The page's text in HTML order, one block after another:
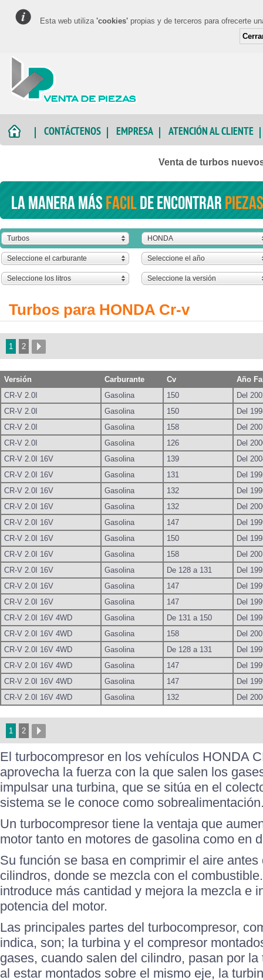
Esta web utiliza 'cookies' propias y de terceros para ofrecerte
CONTÁCTENOS EMPRESA ATENCIÓN AL CLIENTE
Venta de turbos
La manera másfacilde encontrar
Turbos HONDA
Seleccione el carburante Seleccione el año
Seleccione los litros Seleccione la versión
Turbos para HONDA Cr-v
1 2
Versión Carburante Cv
Año
CR-V 2.0I
Gasolina 150
Del
CR-V 2.0I
Gasolina 150
Del
CR-V 2.0I
Gasolina 158
Del
CR-V 2.0I
Gasolina 126
Del
CR-V 2.0I 16V
Gasolina 139
Del
CR-V 2.0I 16V
Gasolina 131
Del
CR-V 2.0I 16V
Gasolina 132
Del
CR-V 2.0I 16V
Gasolina 132
Del
CR-V 2.0I 16V
Gasolina 147
Del
CR-V 2.0I 16V
Gasolina 150
Del
CR-V 2.0I 16V
Gasolina 158
Del
CR-V 2.0I 16V
Gasolina De 128 a 131
Del
CR-V 2.0I 16V
Gasolina 147
Del
CR-V 2.0I 16V
Gasolina 147
Del
CR-V 2.0I 16V 4WD
Gasolina De 131 a 150
Del
CR-V 2.0I 16V 4WD
Gasolina 158
Del
CR-V 2.0I 16V 4WD
Gasolina De 128 a 131
Del
CR-V 2.0I 16V 4WD
Gasolina 147
Del
CR-V 2.0I 16V 4WD
Gasolina 147
Del
CR-V 2.0I 16V 4WD
Gasolina 132 Del
1 2
El turbocompresor en los vehículos HONDA
aprovecha la fuerza con la que salen los
impulsar una turbina, que se sitúa en el
sistema se le conoce como
Un turbocompresor tiene la ventaja que
motor tanto en motores de gasolina como en
Su función se basa en comprimir el aire
cilindros, donde se mezcla con el
introduce más cantidad y mejora la mezcla e
potencia del motor.
Las principales partes del turbocompresor,
indica, son; la turbina y el compresor
gases, cuando salen del cilindro, pasan por
al estar montados sobre el mismo eje, la